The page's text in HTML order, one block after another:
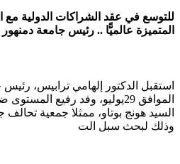
للتوسع في عقد الشراكات الدولية
المتميزة عالميًّا .. رئيس جامعة
استقبل الدكتور إلهامي ترابيس، رئيس
الموافق 29يوليو، وفد رفيع
السيد هونج بوتاو، ممثلا جمعية
وذلك لبحث سبل الت